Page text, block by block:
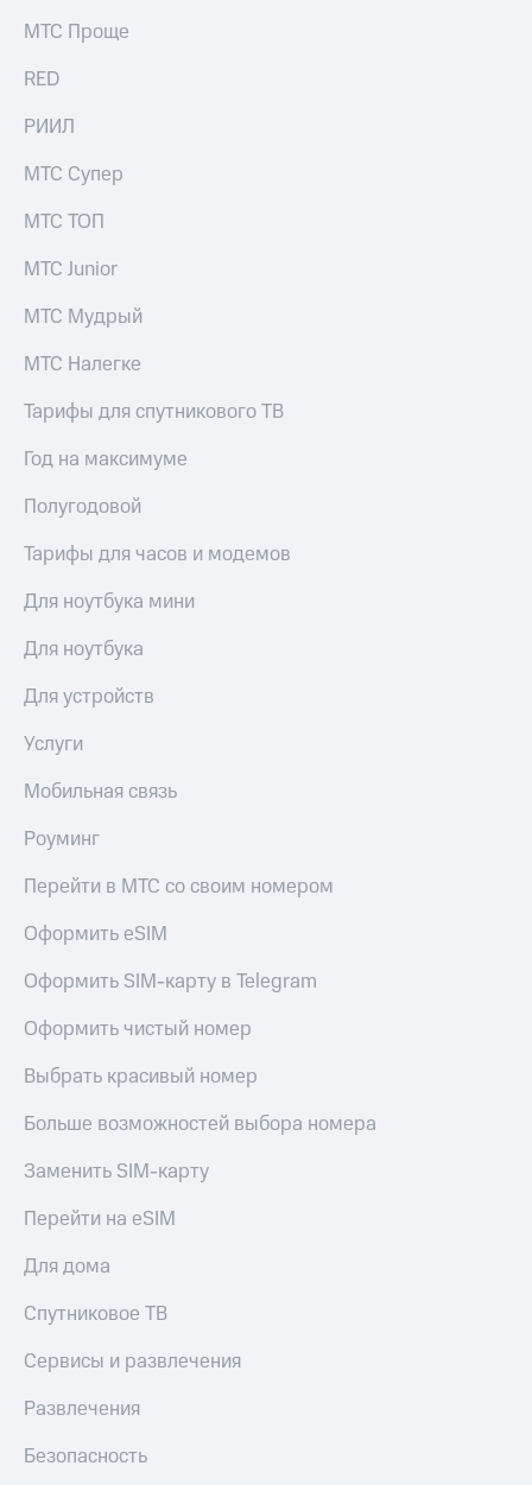
МТС Проще
RED
РИИЛ
МТС Супер
МТС ТОП
МТС Junior
МТС Мудрый
МТС Налегке
Тарифы для спутникового ТВ
Год на максимуме
Полугодовой
Тарифы для часов и модемов
Для ноутбука мини
Для ноутбука
Для устройств
Услуги
Мобильная связь
Роуминг
Перейти в МТС со своим номером
Оформить eSIM
Оформить SIM-карту в Telegram
Оформить чистый номер
Выбрать красивый номер
Больше возможностей выбора номера
Заменить SIM-карту
Перейти на eSIM
Для дома
Спутниковое ТВ
Сервисы и развлечения
Развлечения
Безопасность